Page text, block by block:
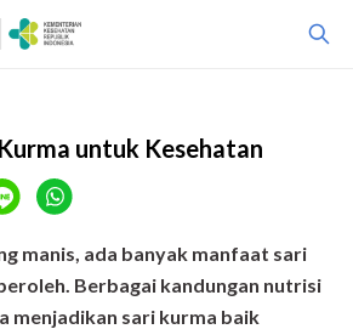
untuk Kesehatan
manis, ada banyak manfaat sari
Berbagai kandungan nutrisi
menjadikan sari kurma baik